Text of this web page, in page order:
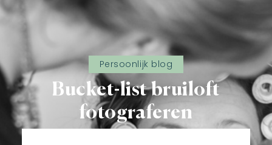
Persoonlijk blog
Bucket-list bruiloft
fotograferen